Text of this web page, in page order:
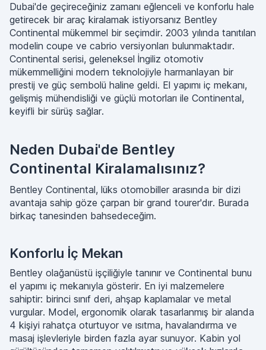
Dubai'de geçireceğiniz zamanı eğlenceli ve konforlu hale
getirecek bir araç kiralamak istiyorsanız Bentley
Continental mükemmel bir seçimdir. 2003 yılında tanıtılan
modelin coupe ve cabrio versiyonları bulunmaktadır.
Continental serisi, geleneksel İngiliz otomotiv
mükemmelliğini modern teknolojiyle harmanlayan bir
prestij ve güç sembolü haline geldi. El yapımı iç mekanı,
gelişmiş mühendisliği ve güçlü motorları ile Continental,
keyifli bir sürüş sağlar.
Neden Dubai'de Bentley
Continental Kiralamalısınız?
Bentley Continental, lüks otomobiller arasında bir dizi
avantaja sahip göze çarpan bir grand tourer'dır. Burada
birkaç tanesinden bahsedeceğim.
Konforlu İç Mekan
Bentley olağanüstü işçiliğiyle tanınır ve Continental bunu
el yapımı iç mekanıyla gösterir. En iyi malzemelere
sahiptir: birinci sınıf deri, ahşap kaplamalar ve metal
vurgular. Model, ergonomik olarak tasarlanmış bir alanda
4 kişiyi rahatça oturtuyor ve ısıtma, havalandırma ve
masaj işlevleriyle birden fazla ayar sunuyor. Kabin yol